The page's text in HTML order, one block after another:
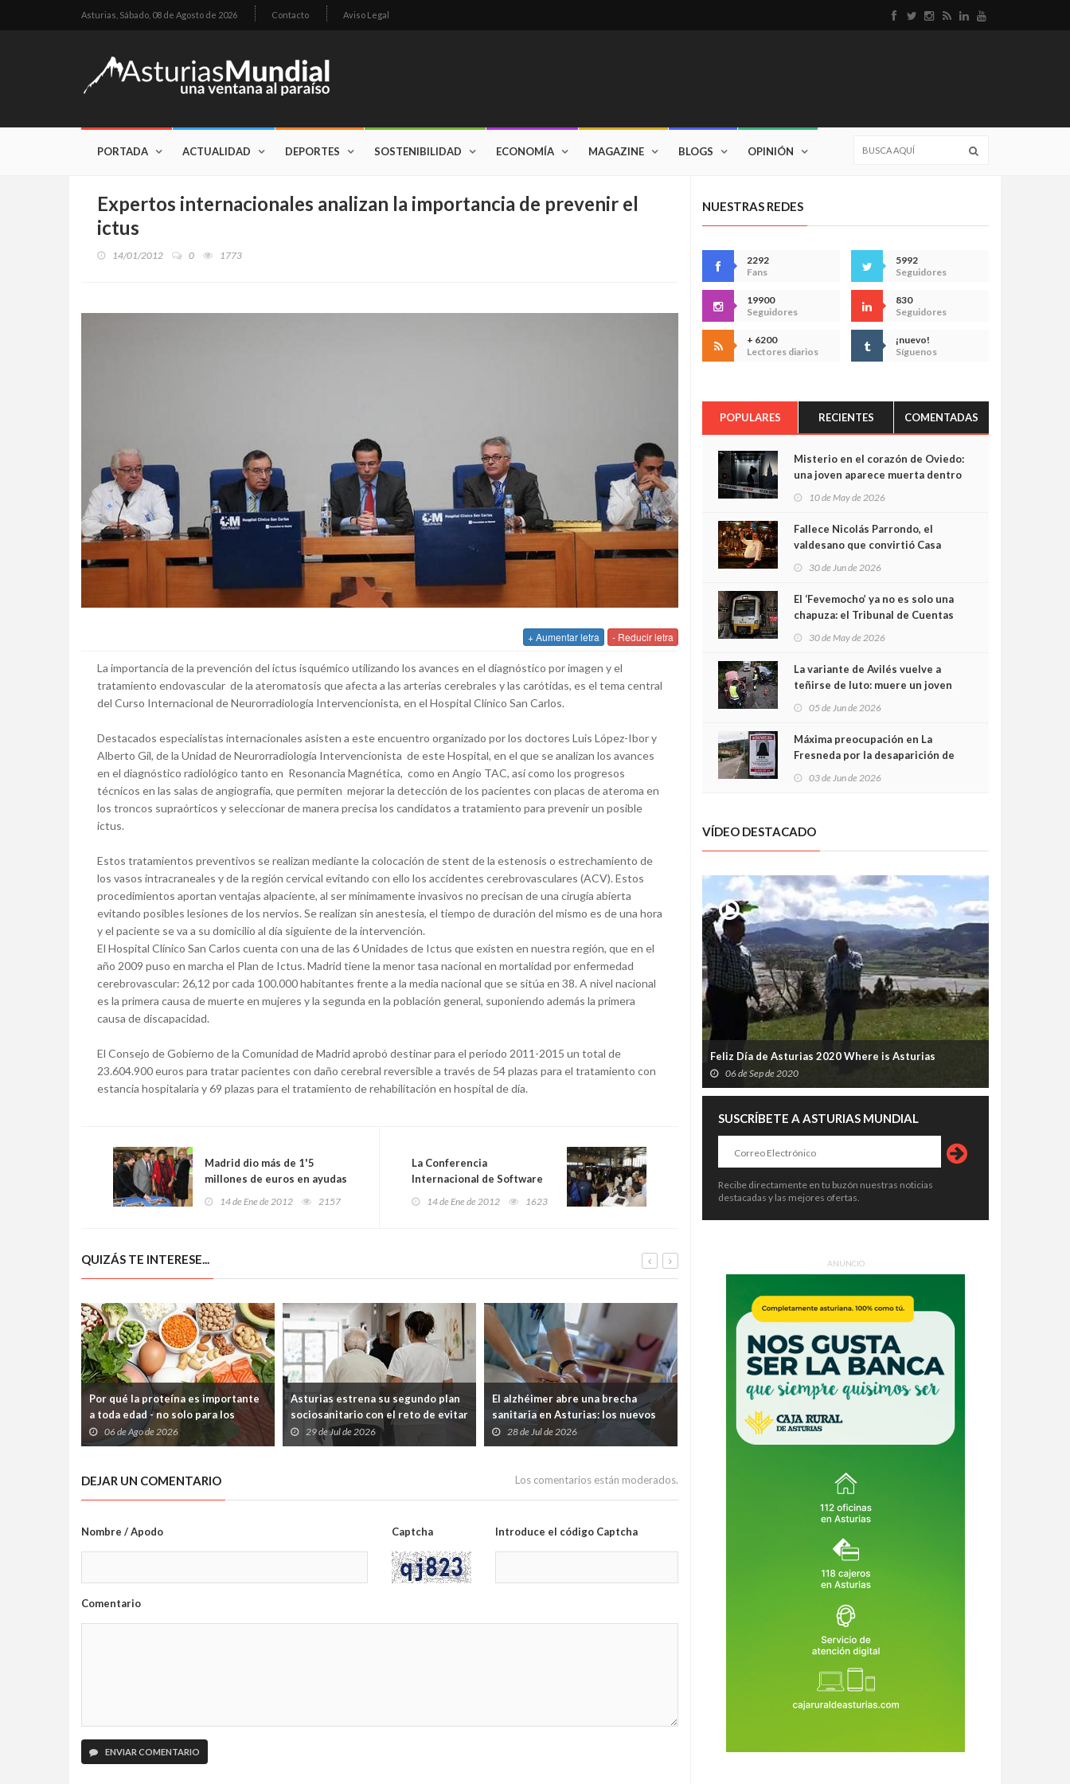
Asturias, Sábado, 08 de Agosto de 2026 Contacto Aviso Legal
PORTADA ACTUALIDAD DEPORTES SOSTENIBILIDAD ECONOMÍA MAGAZINE BLOGS OPINIÓN
Expertos internacionales analizan la importancia de prevenir el
ictus
14/01/2012 0 1773
+ Aumentar letra - Reducir letra
La importancia de la prevención del ictus isquémico utilizando los avances en el diagnóstico por imagen y el
tratamiento endovascular de la ateromatosis que afecta a las arterias cerebrales y las carótidas, es el tema central
del Curso Internacional de Neurorradiología Intervencionista, en el Hospital Clínico San Carlos.
Destacados especialistas internacionales asisten a este encuentro organizado por los doctores Luis López-Ibor y
Alberto Gil, de la Unidad de Neurorradiología Intervencionista de este Hospital, en el que se analizan los avances
en el diagnóstico radiológico tanto en Resonancia Magnética, como en Angio TAC, así como los progresos
técnicos en las salas de angiografía, que permiten mejorar la detección de los pacientes con placas de ateroma en
los troncos supraórticos y seleccionar de manera precisa los candidatos a tratamiento para prevenir un posible
ictus.
Estos tratamientos preventivos se realizan mediante la colocación de stent de la estenosis o estrechamiento de
los vasos intracraneales y de la región cervical evitando con ello los accidentes cerebrovasculares (ACV). Estos
procedimientos aportan ventajas alpaciente, al ser mínimamente invasivos no precisan de una cirugía abierta
evitando posibles lesiones de los nervios. Se realizan sin anestesia, el tiempo de duración del mismo es de una hora
y el paciente se va a su domicilio al día siguiente de la intervención.
El Hospital Clínico San Carlos cuenta con una de las 6 Unidades de Ictus que existen en nuestra región, que en el
año 2009 puso en marcha el Plan de Ictus. Madrid tiene la menor tasa nacional en mortalidad por enfermedad
cerebrovascular: 26,12 por cada 100.000 habitantes frente a la media nacional que se sitúa en 38. A nivel nacional
es la primera causa de muerte en mujeres y la segunda en la población general, suponiendo además la primera
causa de discapacidad.
El Consejo de Gobierno de la Comunidad de Madrid aprobó destinar para el periodo 2011-2015 un total de
23.604.900 euros para tratar pacientes con daño cerebral reversible a través de 54 plazas para el tratamiento con
estancia hospitalaria y 69 plazas para el tratamiento de rehabilitación en hospital de día.
Madrid dio más de 1'5
millones de euros en ayudas
para reconstruir Haití
14 de Ene de 2012 2157
La Conferencia
Internacional de Software
Libre 2012 reúne a más de
14 de Ene de 2012 1623
QUIZÁS TE INTERESE...
Por qué la proteína es importante
a toda edad - no solo para los
deportistas
06 de Ago de 2026
Asturias estrena su segundo plan
sociosanitario con el reto de evitar
que los pacientes queden
atrapados entre Salud y Servicios
29 de Jul de 2026
El alzhéimer abre una brecha
sanitaria en Asturias: los nuevos
fármacos llegarán, pero solo podrá
pagarlos quien tenga hasta 30.000
28 de Jul de 2026
Cabueñes vuelve a empezar: 147
millones, 13.500 metros más y al
menos 26 meses de obras
28 de Jul de 2026
El Sespa asumirá la atención
internados en Sograndio ante el
aumento de casos complejos
22 de Jun de 2026
DEJAR UN COMENTARIO Los comentarios están moderados.
Nombre / Apodo Captcha Introduce el código Captcha
Comentario
ENVIAR COMENTARIO
NUESTRAS REDES
2292
Fans
5992
Seguidores
19900
Seguidores
830
Seguidores
+ 6200
Lectores diarios
¡nuevo!
Síguenos
POPULARES RECIENTES COMENTADAS
Misterio en el corazón de Oviedo:
una joven aparece muerta dentro
cámaras captan sus últimos
minutos
10 de May de 2026
Fallece Nicolás Parrondo, el
valdesano que convirtió Casa
30 de Jun de 2026
El ‘Fevemocho’ ya no es solo una
chapuza: el Tribunal de Cuentas
sobrecoste de los trenes que no
cabían por los túneles
30 de May de 2026
La variante de Avilés vuelve a
teñirse de luto: muere un joven
05 de Jun de 2026
Máxima preocupación en La
Fresneda por la desaparición de
03 de Jun de 2026
VÍDEO DESTACADO
Feliz Día de Asturias 2020 Where is Asturias
06 de Sep de 2020
SUSCRÍBETE A ASTURIAS MUNDIAL
Recibe directamente en tu buzón nuestras noticias
destacadas y las mejores ofertas.
ANUNCIO